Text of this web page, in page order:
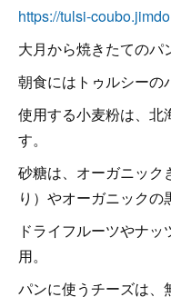
https://tulsi-
大月から焼きたてのパ
朝食にはトゥルシーの
使用する小麦粉は、北
す。
砂糖は、オーガニック
り）やオーガニックの
ドライフルーツやナ
用。
パンに使うチーズは、